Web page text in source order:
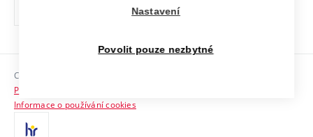
odkaz)
Sociální bezpečí
HR Award
Copyright © 2026 VUT
Prohlášení o přístupnosti
Informace o používání cookies
Nastavení
Povolit pouze nezbytné